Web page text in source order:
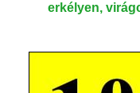
erkélyen,